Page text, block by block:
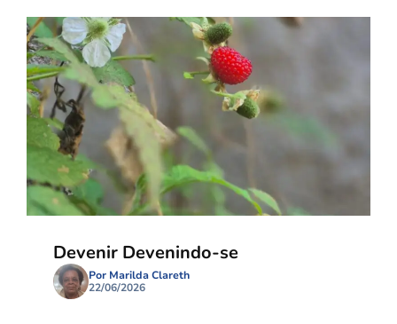
Devenir Devenindo-se
Por Marilda Clareth
22/06/2026